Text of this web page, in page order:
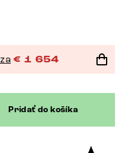
za € 1 654
Pridať do košíka